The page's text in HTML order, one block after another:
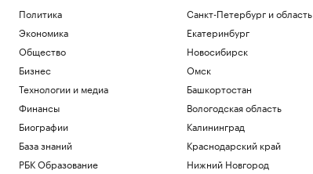
EUR ЦБ: 94,84
Инвестиции
Курс доллара на 07 августа
USD ЦБ: 82,17+0,76
Инвестиции
покупать пустующие дома в деревнях
Общество
Степень MBA: что это такое и как ее
Политика
Экономика
Общество
Бизнес
Технологии и медиа
Финансы
Биографии
База знаний
РБК Образование
Санкт-Петербург и область
Екатеринбург
Новосибирск
Омск
Башкортостан
Вологодская область
Калининград
Краснодарский край
Нижний Новгород